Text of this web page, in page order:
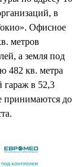
в
Офисное
метров
а земля под
482 кв. метра
гараж в 52,3
принимаются до